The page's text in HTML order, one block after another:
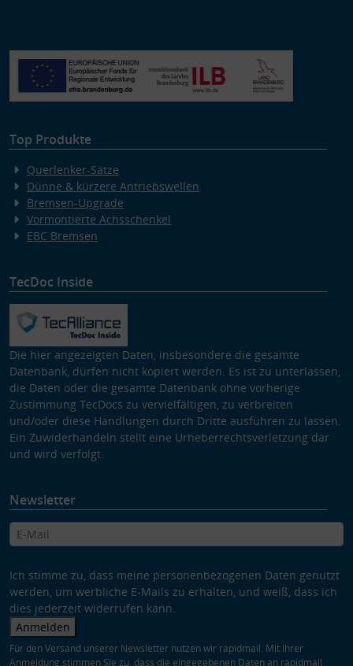
Top Produkte
Querlenker-Sätze
Dünne & kürzere Antriebswellen
Bremsen-Upgrade
Vormontierte Achsschenkel
EBC Bremsen
TecDoc Inside
Die hier angezeigten Daten, insbesondere die gesamte
Datenbank, dürfen nicht kopiert werden. Es ist zu unterlassen,
die Daten oder die gesamte Datenbank ohne vorherige
Zustimmung TecDocs zu vervielfältigen, zu verbreiten
und/oder diese Handlungen durch Dritte ausführen zu lassen.
Ein Zuwiderhandeln stellt eine Urheberrechtsverletzung dar
und wird verfolgt.
Newsletter
Ich stimme zu, dass meine personenbezogenen Daten genutzt
werden, um werbliche E-Mails zu erhalten, und weiß, dass ich
dies jederzeit widerrufen kann.
Anmelden
Für den Versand unserer Newsletter nutzen wir rapidmail. Mit Ihrer
Anmeldung stimmen Sie zu, dass die eingegebenen Daten an rapidmail